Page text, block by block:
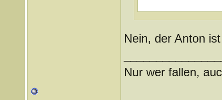
Nein, der Anton
Nur wer fallen,